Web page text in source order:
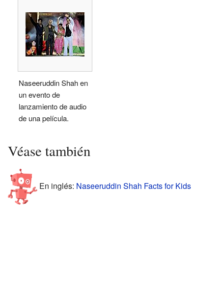
Naseeruddin Shah en
un evento de
lanzamiento de audio
de una película.
Véase también
En inglés: Naseeruddin Shah Facts for Kids